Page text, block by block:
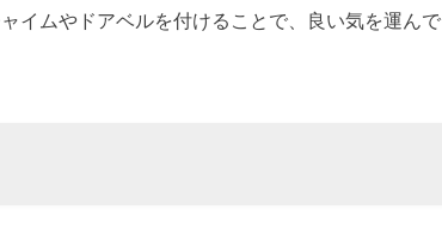
イムやドアベルを付けることで、良い気を運んで